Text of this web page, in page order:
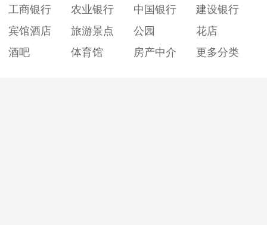
工商银行
农业银行 中国银行
建设银行
宾馆酒店
旅游景点 公园
花店
酒吧
体育馆 房产中介 更多分类